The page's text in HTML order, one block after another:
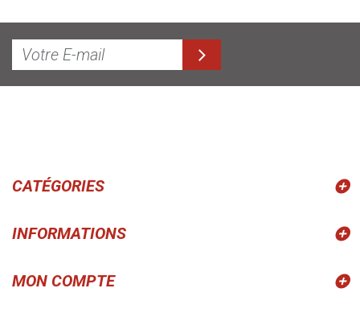
CATÉGORIES
INFORMATIONS
MON COMPTE